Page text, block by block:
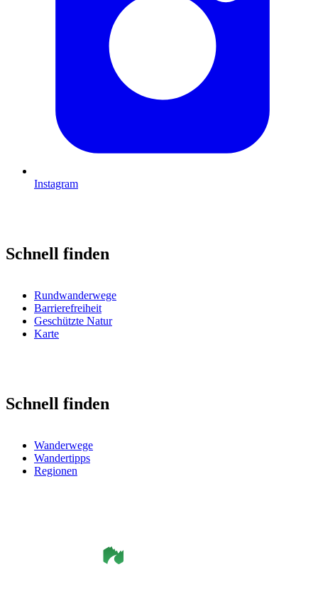
Instagram
Schnell finden
Rundwanderwege
Barrierefreiheit
Geschützte Natur
Karte
Schnell finden
Wanderwege
Wandertipps
Regionen